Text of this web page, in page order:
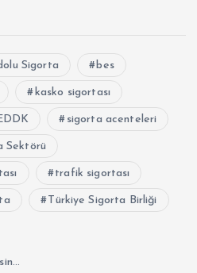
Sigorta bes
kasko sigortası
sigorta acenteleri
Sektörü
trafik sigortası
Türkiye Sigorta Birliği